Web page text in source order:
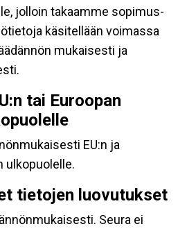
jolloin takaamme sopimus-
käsitellään voimassa
mukaisesti ja
tai Euroopan
EU:n ja
ulkopuolelle.
tietojen luovutukset
Seura ei